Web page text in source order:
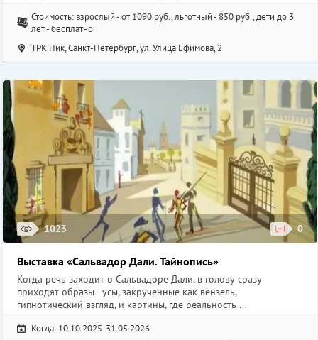
Стоимость: взрослый - от 1090 руб., льготный - 850 руб., дети до 3
лет - бесплатно
ТРК Пик, Санкт-Петербург, ул. ​Улица Ефимова, 2
1023 0
Выставка «Сальвадор Дали. Тайнопись»
Когда речь заходит о Сальвадоре Дали, в голову сразу
приходят образы - усы, закрученные как вензель,
гипнотический взгляд, и картины, где реальность ...
Когда: 10.10.2025-31.05.2026